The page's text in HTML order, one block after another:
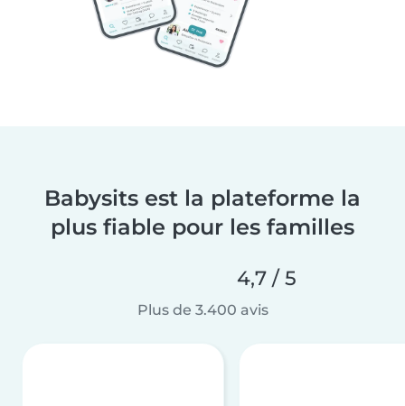
Babysits est la plateforme la
plus fiable pour les familles
4,7 / 5
Plus de 3.400 avis